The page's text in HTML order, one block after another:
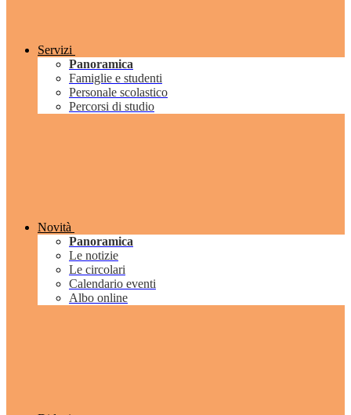
Servizi
Panoramica
Famiglie e studenti
Personale scolastico
Percorsi di studio
Novità
Panoramica
Le notizie
Le circolari
Calendario eventi
Albo online